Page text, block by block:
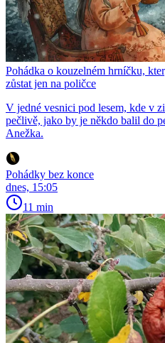
Pohádka o kouzelném hrníčku,
zůstat jen na poličce
V jedné vesnici pod lesem, kde v
pečlivě, jako by je někdo balil do
Anežka.
Pohádky bez konce
dnes, 15:05
11 min